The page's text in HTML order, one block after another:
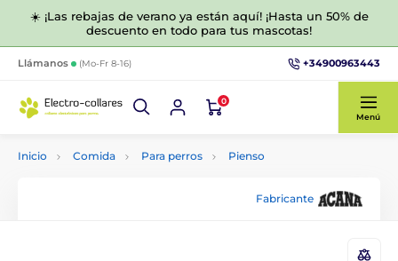
☀️ ¡Las rebajas de verano ya están aquí! ¡Hasta un 50% de
descuento en todo para tus mascotas!
Llámanos (Mo-Fr 8-16) +34900963443
0
Menú
Inicio Comida Para perros Pienso
Fabricante